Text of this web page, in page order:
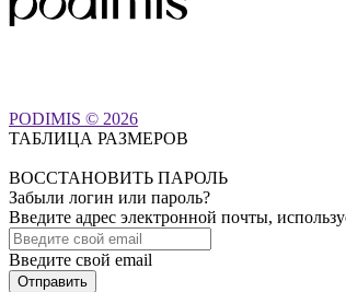
PODIMIS © 2026
ТАБЛИЦА РАЗМЕРОВ
ВОССТАНОВИТЬ ПАРОЛЬ
Забыли логин или пароль?
Введите адрес электронной почты,
Введите свой email